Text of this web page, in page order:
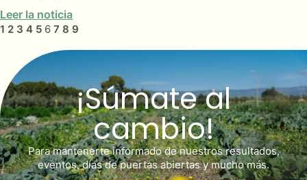
Leer la noticia
1 2 3 4 5 6 7 8 9
¡Súmate al
cambio!
Para mantenerte informado de nuestros resultados,
eventos, días de puertas abiertas y mucho más.